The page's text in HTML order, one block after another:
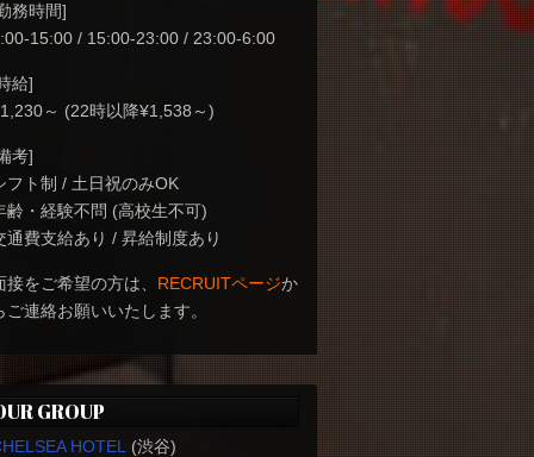
務時間]
15:00 / 15:00-23:00 / 23:00-6:00
給]
～ (22時以降¥1,538～)
考]
フト制 / 土日祝のみOK
齢・経験不問 (高校生不可)
通費支給あり / 昇給制度あり
接をご希望の方は、 RECRUITページか
ご連絡お願いいたします。
GROUP
HOTEL
(渋谷)